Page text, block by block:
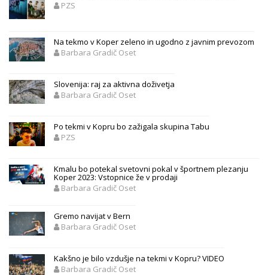
PZS
Na tekmo v Koper zeleno in ugodno z javnim prevozom
Barbara Gradič Oset
Slovenija: raj za aktivna doživetja
Barbara Gradič Oset
Po tekmi v Kopru bo zažigala skupina Tabu
PZS
Kmalu bo potekal svetovni pokal v športnem plezanju
Koper 2023: Vstopnice že v prodaji
Barbara Gradič Oset
Gremo navijat v Bern
Barbara Gradič Oset
Kakšno je bilo vzdušje na tekmi v Kopru? VIDEO
Barbara Gradič Oset